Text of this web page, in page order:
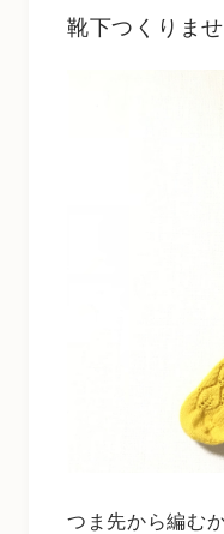
靴下つくりま
つま先から編む